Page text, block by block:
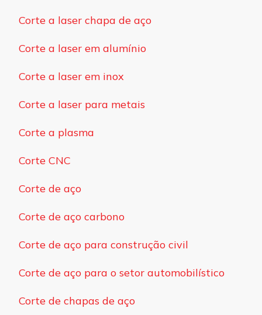
Corte a laser chapa de aço
Corte a laser em alumínio
Corte a laser em inox
Corte a laser para metais
Corte a plasma
Corte CNC
Corte de aço
Corte de aço carbono
Corte de aço para construção civil
Corte de aço para o setor automobilístico
Corte de chapas de aço